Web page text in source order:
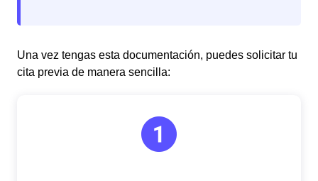
Una vez tengas esta documentación, puedes solicitar tu
cita previa de manera sencilla: